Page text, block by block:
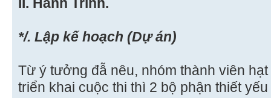
*/. Lập kế hoạch (Dự án)
Từ ý tưởng đẫ nêu, nhóm thành viên
triển khai cuộc thi thì 2 bộ phận thiết